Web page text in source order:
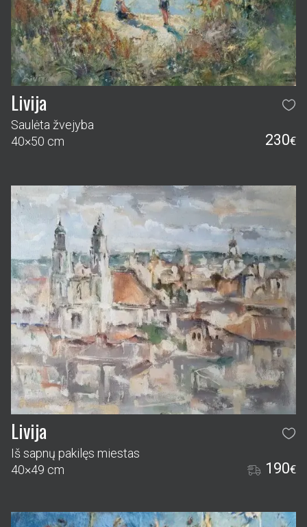
Livija
Saulėta žvejyba
40×50 cm
230€
Livija
Iš sapnų pakilęs miestas
40×49 cm
190€